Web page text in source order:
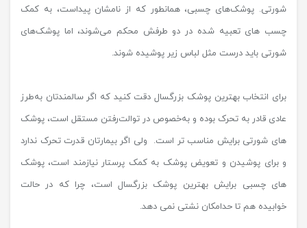
شورتی. پوشک‌های چسبی، همانطور که از نامشان پیداست، به کمک
چسب های تعبیه شده در دو طرفش محکم می‌شوند، اما پوشک‌های
شورتی باید درست مثل لباس زیر پوشیده شوند.
برای انتخاب بهترین پوشک بزرگسال دقت کنید که اگر سالمندتان به‌طرز
عادی قادر به تحرک‌ بوده و به‌خصوص در توالت‌رفتن مستقل‌ است، پوشک
های شورتی برایش مناسب تر است. ولی اگر بیمارتان قدرت تحرک ندارد
و برای پوشیدن و تعویض پوشک به کمک پرستار نیازمند است، پوشک
های چسبی برایش بهترین پوشک بزرگسال است، چرا که در حالت
خوابیده هم تا حدامکان نشتی نمی دهد.